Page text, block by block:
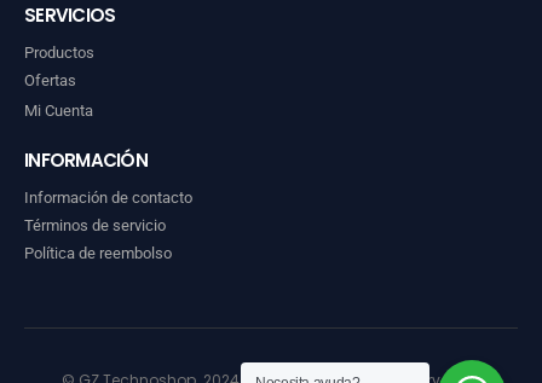
SERVICIOS
Productos
Ofertas
Mi Cuenta
INFORMACIÓN
Información de contacto
Términos de servicio
Política de reembolso